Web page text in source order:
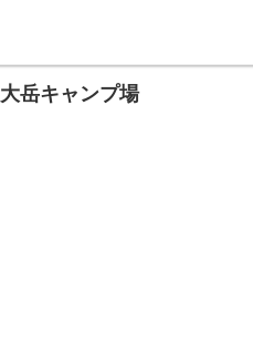
大岳キャンプ場